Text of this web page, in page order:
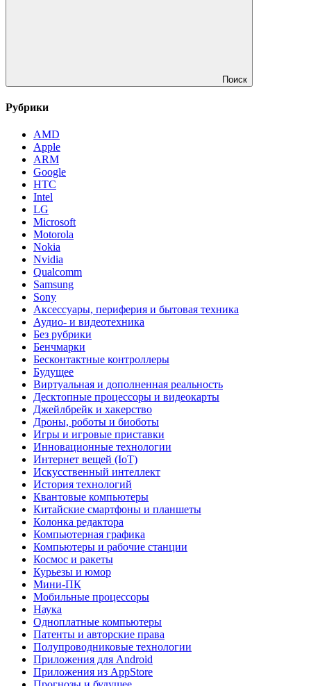
Поиск
Рубрики
AMD
Apple
ARM
Google
HTC
Intel
LG
Microsoft
Motorola
Nokia
Nvidia
Qualcomm
Samsung
Sony
Аксессуары, периферия и бытовая техника
Аудио- и видеотехника
Без рубрики
Бенчмарки
Бесконтактные контроллеры
Будущее
Виртуальная и дополненная реальность
Десктопные процессоры и видеокарты
Джейлбрейк и хакерство
Дроны, роботы и биоботы
Игры и игровые приставки
Инновационные технологии
Интернет вещей (IoT)
Искусственный интеллект
История технологий
Квантовые компьютеры
Китайские смартфоны и планшеты
Колонка редактора
Компьютерная графика
Компьютеры и рабочие станции
Космос и ракеты
Курьезы и юмор
Мини-ПК
Мобильные процессоры
Наука
Одноплатные компьютеры
Патенты и авторские права
Полупроводниковые технологии
Приложения для Android
Приложения из AppStore